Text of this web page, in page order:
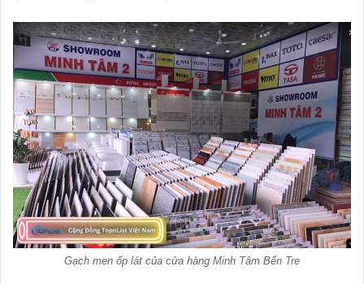
Gạch men ốp lát của cửa hàng Minh Tâm Bến Tre